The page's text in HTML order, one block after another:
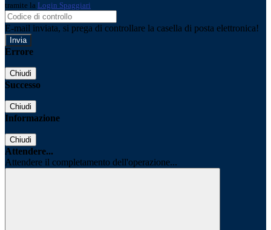
tramite la Login Spaggiari
E-mail inviata, si prega di controllare la casella di posta elettronica!
Errore
Chiudi
Successo
Chiudi
Informazione
Chiudi
Attendere...
Attendere il completamento dell'operazione...